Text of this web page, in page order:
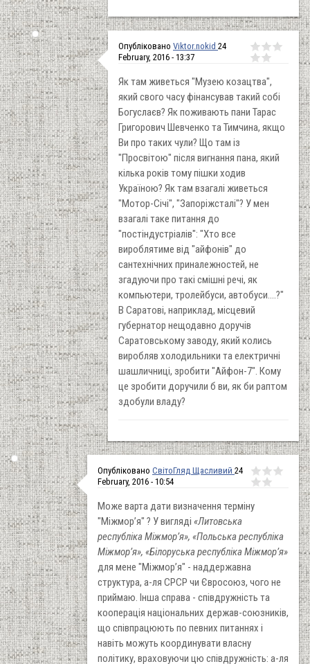
Опубліковано Viktor.nokid 24
February, 2016 - 13:37
Як там живеться "Музею козацтва",
який свого часу фінансував такий собі
Богуслаєв? Як поживають пани Тарас
Григорович Шевченко та Тимчина, якщо
Ви про таких чули? Що там із
"Просвітою" після вигнання пана, який
кілька років тому пішки ходив
Україною? Як там взагалі живеться
"Мотор-Січі", "Запоріжсталі"? У мен
взагалі таке питання до
"постіндустріалів": "Хто все
вироблятиме від "айфонів" до
сантехнічних приналежностей, не
згадуючи про такі смішні речі, як
компьютери, тролейбуси, автобуси....?"
В Саратові, наприклад, місцевий
губернатор нещодавно доручів
Саратовському заводу, який колись
виробляв холодильники та електричні
шашличниці, зробити "Айфон-7". Кому
це зробити доручили б ви, як би раптом
здобули владу?
Опубліковано СвітоГляд Щасливий 24
February, 2016 - 10:54
Може варта дати визначення терміну
"Міжмор’я" ? У вигляді «Литовська
республіка Міжмор’я», «Польська республіка
Міжмор’я», «Білоруська республіка Міжмор’я»
для мене "Міжмор’я" - наддержавна
структура, а-ля СРСР чи Євросоюз, чого не
приймаю. Інша справа - співдружність та
кооперація національних держав-союзників,
що співпрацюють по певних питаннях і
навіть можуть координувати власну
політику, враховуючи цю співдружність: а-ля